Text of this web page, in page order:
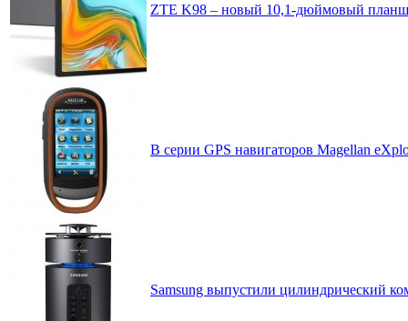
ZTE K98 – новый 10,1-дюймовый
В серии GPS навигаторов Magellan
Samsung выпустили цилиндрический